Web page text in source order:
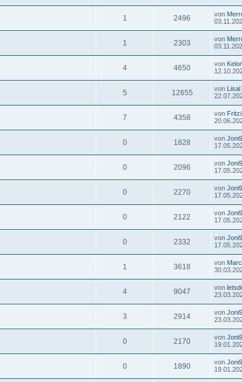
1 2496 von
1 2303 von
4 4650 von
5 12655 von Lisal
7 4358 von Fritzi
0 1828 von
0 2096 von
0 2270 von
0 2122 von
0 2332 von
1 3618 von
4 9047 von
3 2914 von
0 2170 von
0 1890 von